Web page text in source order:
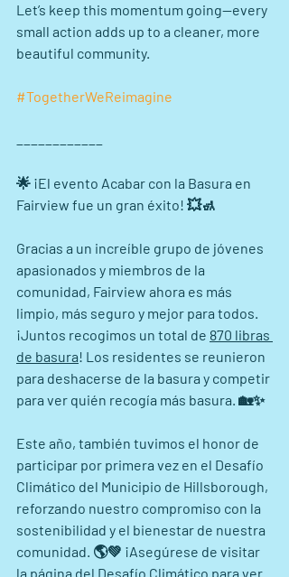
Let’s keep this momentum going—every
small action adds up to a cleaner, more
beautiful community.
#TogetherWeReimagine
🌟 ¡El evento Acabar con la Basura en
Fairview fue un gran éxito! 💥🚮
Gracias a un increíble grupo de jóvenes
apasionados y miembros de la
comunidad, Fairview ahora es más
limpio, más seguro y mejor para todos.
¡Juntos recogimos un total de 870 libras
de basura! Los residentes se reunieron
para deshacerse de la basura y competir
para ver quién recogía más basura. 🏡✨
Este año, también tuvimos el honor de
participar por primera vez en el Desafío
Climático del Municipio de Hillsborough,
reforzando nuestro compromiso con la
sostenibilidad y el bienestar de nuestra
comunidad. 🌎💚 ¡Asegúrese de visitar
la página del Desafío Climático para ver